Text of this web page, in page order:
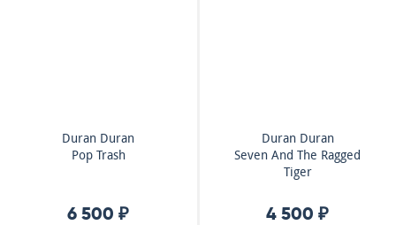
Duran Duran
Pop Trash
6 500 ₽
Duran Duran
Seven And The Ragged
Tiger
4 500 ₽